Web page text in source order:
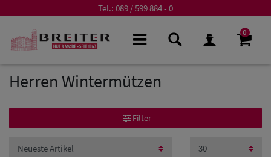
Tel.: 089 / 599 884 - 0
0
Herren Wintermützen
Filter